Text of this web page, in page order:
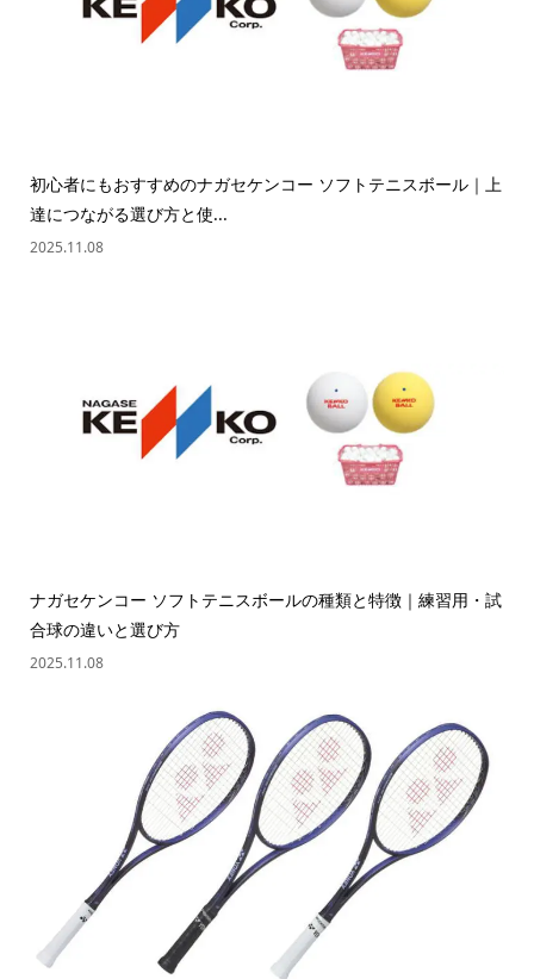
初心者にもおすすめのナガセケンコー ソフトテニスボール｜上
達につながる選び方と使...
2025.11.08
ナガセケンコー ソフトテニスボールの種類と特徴｜練習用・試
合球の違いと選び方
2025.11.08